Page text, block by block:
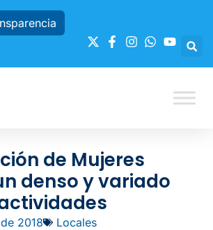
de Mujeres
denso y variado
2018 Locales